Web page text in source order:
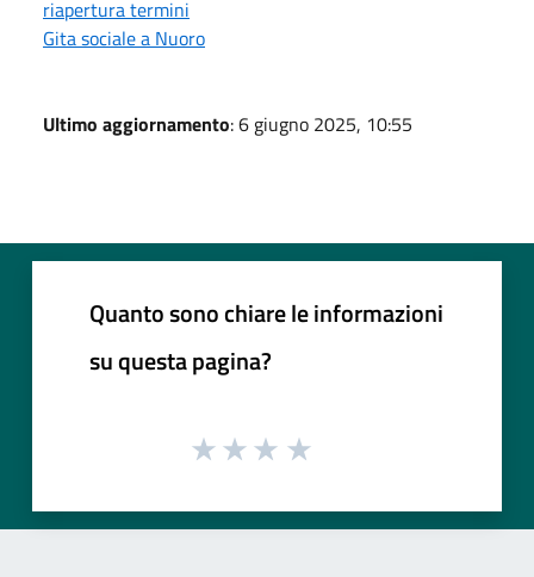
riapertura termini
Gita sociale a Nuoro
Ultimo aggiornamento: 6 giugno 2025, 10:55
Quanto sono chiare le informazioni
su questa pagina?